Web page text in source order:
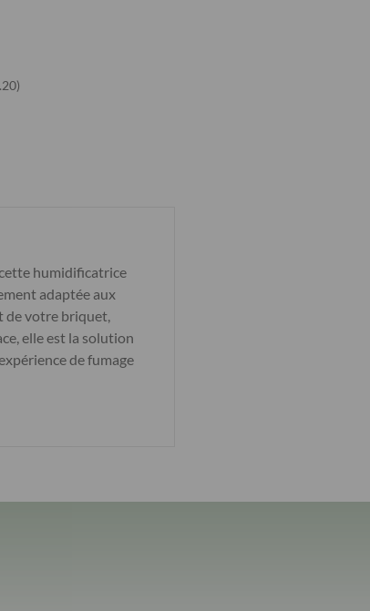
humidificatrice
adaptée aux
de votre briquet,
elle est la solution
de fumage